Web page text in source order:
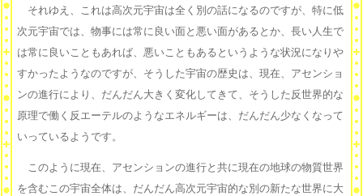
それゆえ、これは高次元宇宙は全く別の話になるのですが、特に低
次元宇宙では、物事には常に良い面と悪い面があるとか、長い人生で
は常に良いこともあれば、悪いこともあるというような状況になりや
すかったようなのですが、そうした宇宙の歴史は、現在、アセンショ
ンの進行により、だんだん大きく変化してきて、そうした反世界的な
原理で働く反エーテルのようなエネルギーは、だんだん少なくなって
いっているようです。
このように現在、アセンションの進行と共に現在の地球の物質世界
を含むこの宇宙全体は、だんだん高次元宇宙的な別の新たな世界に大